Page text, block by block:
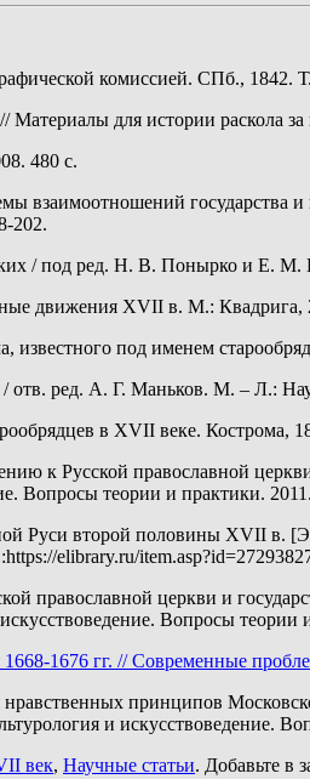
комиссией. СПб., 1842.
для истории раскола
480 с.
государства и
202.
/ под ред. Н. В. Понырко и Е.
движения XVII в. М.: Квадрига,
известного под именем
отв. ред. А. Г. Маньков. М. – Л.:
в XVII веке. Кострома,
к Русской православной
Вопросы теории и практики.
Руси второй половины XVII в.
elibrary.ru/
православной церкви и
Вопросы
1676 гг. // Современные
принципов
и искусствоведение.
век, Научные статьи. Добавьте в